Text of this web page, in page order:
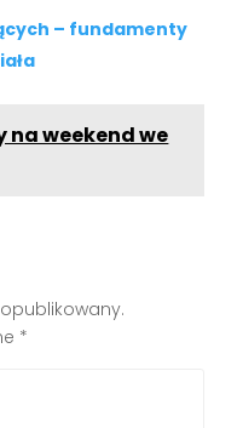
– fundamenty
na weekend we
*